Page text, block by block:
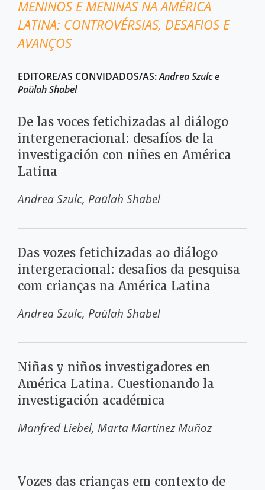
MENINOS E MENINAS NA AMÉRICA
LATINA: CONTROVÉRSIAS, DESAFIOS E
AVANÇOS
EDITORE/AS CONVIDADOS/AS:Andrea Szulc e
Paülah Shabel
De las voces fetichizadas al diálogo
intergeneracional: desafíos de la
investigación con niñes en América
Latina
Andrea Szulc Paülah Shabel
Das vozes fetichizadas ao diálogo
intergeracional: desafios da pesquisa
com crianças na América Latina
Andrea Szulc Paülah Shabel
Niñas y niños investigadores en
América Latina. Cuestionando la
investigación académica
Manfred Liebel Marta Martínez Muñoz
Vozes das crianças em contexto de